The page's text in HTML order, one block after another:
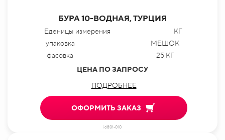
БУРА 10-ВОДНАЯ, ТУРЦИЯ
Еденицы измерения
КГ
упаковка
МЕШОК
фасовка
25 КГ
ЦЕНА ПО ЗАПРОСУ
ПОДРОБНЕЕ
ОФОРМИТЬ ЗАКАЗ
id801-010